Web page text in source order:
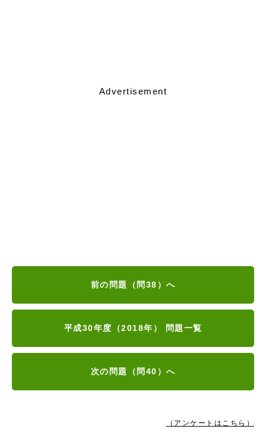
Advertisement
前の問題（問38）へ
平成30年度（2018年） 問題一覧
次の問題（問40）へ
（アンケートはこちら）